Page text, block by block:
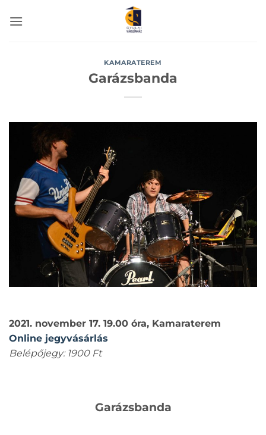
KAMARATEREM
Garázsbanda
2021. november 17. 19.00 óra, Kamaraterem
Online jegyvásárlás
Belépőjegy: 1900 Ft
Garázsbanda